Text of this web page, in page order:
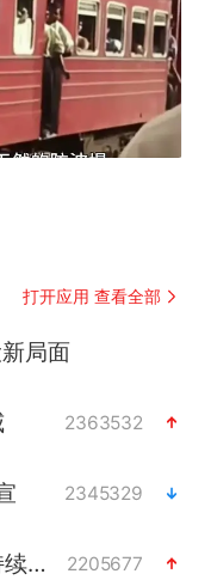
打开应用 查看全部
局面
2363532
2345329
上半年我国经营主体结构持续优化 2205677